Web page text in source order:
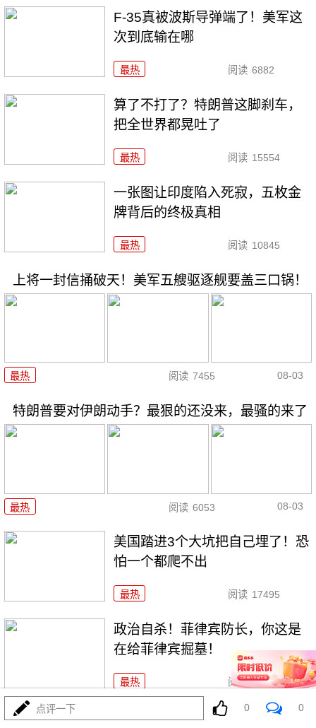
F-35真被波斯导弹端了！美军这
次到底输在哪
最热 阅读 6882
算了不打了？特朗普这脚刹车，
把全世界都晃吐了
最热 阅读 15554
一张图让印度陷入死寂，五枚金
牌背后的终极真相
最热 阅读 10845
上将一封信捅破天！美军五艘驱逐舰要盖三口锅！
最热 阅读 7455 08-03
特朗普要对伊朗动手？最狠的还没来，最骚的来了
最热 阅读 6053 08-03
美国踏进3个大坑把自己埋了！恐
怕一个都爬不出
最热 阅读 17495
政治自杀！菲律宾防长，你这是
在给菲律宾掘墓！
最热 阅读 7062
特朗普这狼来了连演十遍，伊
点评一下 0 0